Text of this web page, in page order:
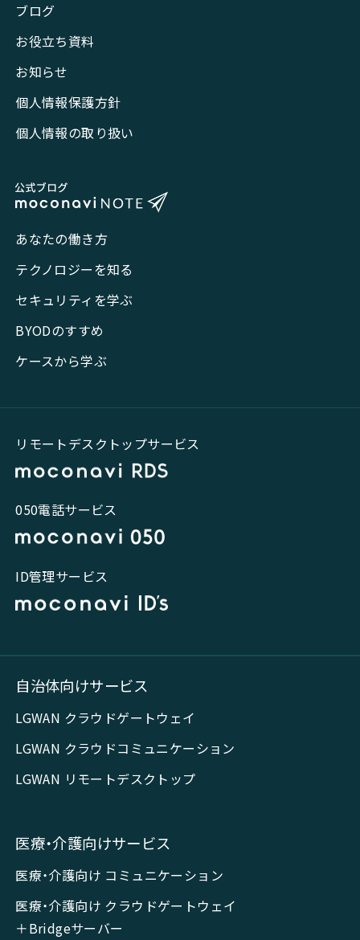
ブログ
お役立ち資料
お知らせ
個人情報保護方針
個人情報の取り扱い
あなたの働き方
テクノロジーを知る
セキュリティを学ぶ
BYODのすすめ
ケースから学ぶ
リモートデスクトップサービス
050電話サービス
ID管理サービス
自治体向けサービス
LGWAN クラウドゲートウェイ
LGWAN クラウドコミュニケーション
LGWAN リモートデスクトップ
医療・介護向けサービス
医療・介護向け コミュニケーション
医療・介護向け クラウドゲートウェイ
＋Bridgeサーバー